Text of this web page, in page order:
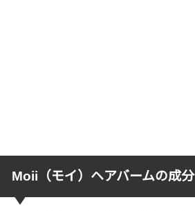
Moii（モイ）ヘアバームの成分